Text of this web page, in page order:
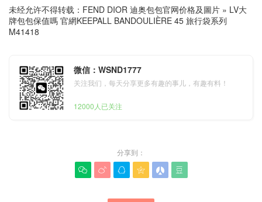
未经允许不得转载： FEND DIOR 迪奥包包官网价格及圖片 » LV大
牌包包保值嗎 官網KEEPALL BANDOULIÈRE 45 旅行袋系列
M41418
微信：WSND1777
关注我们，每天分享更多有趣的事儿，有趣有料！
12000人已关注
分享到：
     